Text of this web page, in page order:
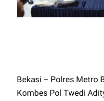
Bekasi – Polres Metro
Kombes Pol Twedi